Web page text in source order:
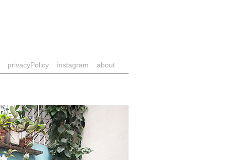
privacyPolicy instagram about